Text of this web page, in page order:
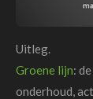
Uitleg.
Groene lijn:
onderhoud,